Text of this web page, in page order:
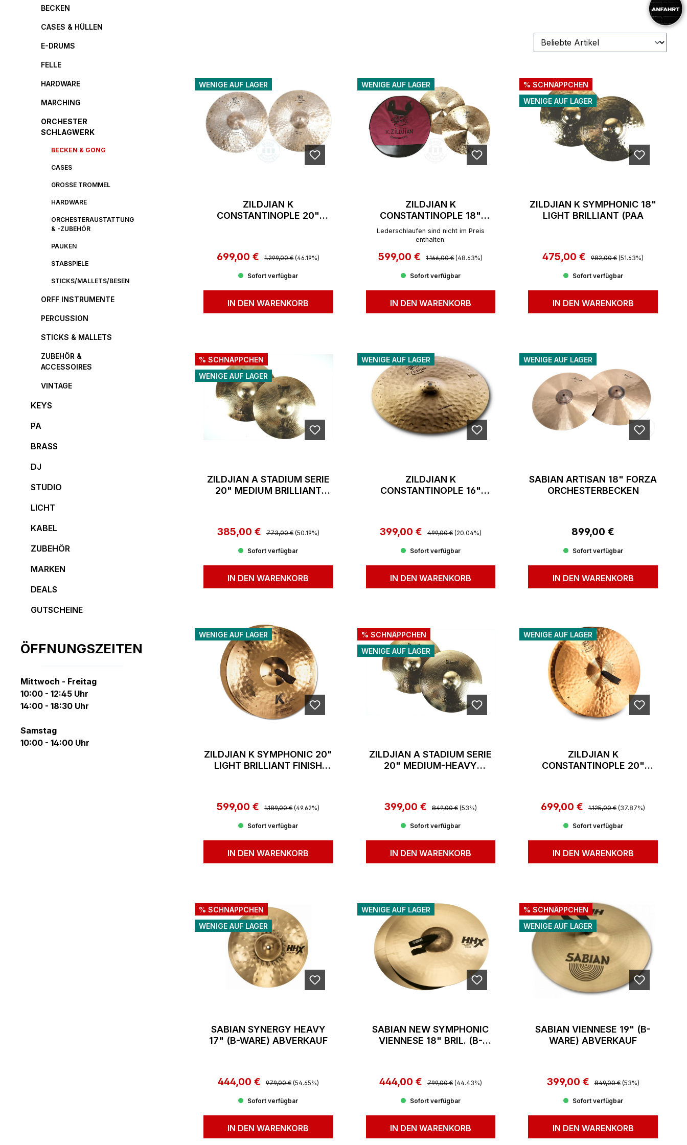
BECKEN
CASES & HÜLLEN
E-DRUMS
FELLE
HARDWARE
MARCHING
ORCHESTER
SCHLAGWERK
BECKEN & GONG
CASES
GROSSE TROMMEL
HARDWARE
ORCHESTERAUSTATTUNG
& -ZUBEHÖR
PAUKEN
STABSPIELE
STICKS/MALLETS/BESEN
ORFF INSTRUMENTE
PERCUSSION
STICKS & MALLETS
ZUBEHÖR &
ACCESSOIRES
VINTAGE
KEYS
PA
BRASS
DJ
STUDIO
LICHT
KABEL
ZUBEHÖR
MARKEN
DEALS
GUTSCHEINE
ÖFFNUNGSZEITEN
Mittwoch - Freitag
10:00 - 12:45 Uhr
14:00 - 18:30 Uhr
Samstag
10:00 - 14:00 Uhr
WENIGE AUF LAGER
ZILDJIAN K
CONSTANTINOPLE 20"
Verkaufspreis:
699,00 € Regulärer Preis:
1.299,00 € (46.19%)
Sofort verfügbar
IN DEN WARENKORB
WENIGE AUF LAGER
ZILDJIAN K
CONSTANTINOPLE 18"
VINTAGE ORCHESTRAL
MEDIUM LIGHT (PAAR)
Lederschlaufen sind nicht im Preis
enthalten.
Verkaufspreis:
599,00 € Regulärer Preis:
1.166,00 € (48.63%)
Sofort verfügbar
IN DEN WARENKORB
% SCHNÄPPCHEN
WENIGE AUF LAGER
ZILDJIAN K SYMPHONIC 18"
LIGHT BRILLIANT (PAA
Verkaufspreis:
475,00 € Regulärer Preis:
982,00 € (51.63%)
Sofort verfügbar
IN DEN WARENKORB
% SCHNÄPPCHEN
WENIGE AUF LAGER
ZILDJIAN A STADIUM SERIE
20" MEDIUM BRILLIANT
Verkaufspreis:
385,00 € Regulärer Preis:
773,00 € (50.19%)
Sofort verfügbar
IN DEN WARENKORB
WENIGE AUF LAGER
ZILDJIAN K
CONSTANTINOPLE 16"
Verkaufspreis:
399,00 € Regulärer Preis:
499,00 € (20.04%)
Sofort verfügbar
IN DEN WARENKORB
WENIGE AUF LAGER
SABIAN ARTISAN 18" FORZA
ORCHESTERBECKEN
Regulärer Preis:
899,00 €
Sofort verfügbar
IN DEN WARENKORB
WENIGE AUF LAGER
ZILDJIAN K SYMPHONIC 20"
LIGHT BRILLIANT FINISH
Verkaufspreis:
599,00 € Regulärer Preis:
1.189,00 € (49.62%)
Sofort verfügbar
IN DEN WARENKORB
% SCHNÄPPCHEN
WENIGE AUF LAGER
ZILDJIAN A STADIUM SERIE
20" MEDIUM-HEAVY
Verkaufspreis:
399,00 € Regulärer Preis:
849,00 € (53%)
Sofort verfügbar
IN DEN WARENKORB
WENIGE AUF LAGER
ZILDJIAN K
CONSTANTINOPLE 20"
Verkaufspreis:
699,00 € Regulärer Preis:
1.125,00 € (37.87%)
Sofort verfügbar
IN DEN WARENKORB
% SCHNÄPPCHEN
WENIGE AUF LAGER
SABIAN SYNERGY HEAVY
17" (B-WARE) ABVERKAUF
Verkaufspreis:
444,00 € Regulärer Preis:
979,00 € (54.65%)
Sofort verfügbar
IN DEN WARENKORB
WENIGE AUF LAGER
SABIAN NEW SYMPHONIC
VIENNESE 18" BRIL. (B-
Verkaufspreis:
444,00 € Regulärer Preis:
799,00 € (44.43%)
Sofort verfügbar
IN DEN WARENKORB
% SCHNÄPPCHEN
WENIGE AUF LAGER
SABIAN VIENNESE 19" (B-
WARE) ABVERKAUF
Verkaufspreis:
399,00 € Regulärer Preis:
849,00 € (53%)
Sofort verfügbar
IN DEN WARENKORB